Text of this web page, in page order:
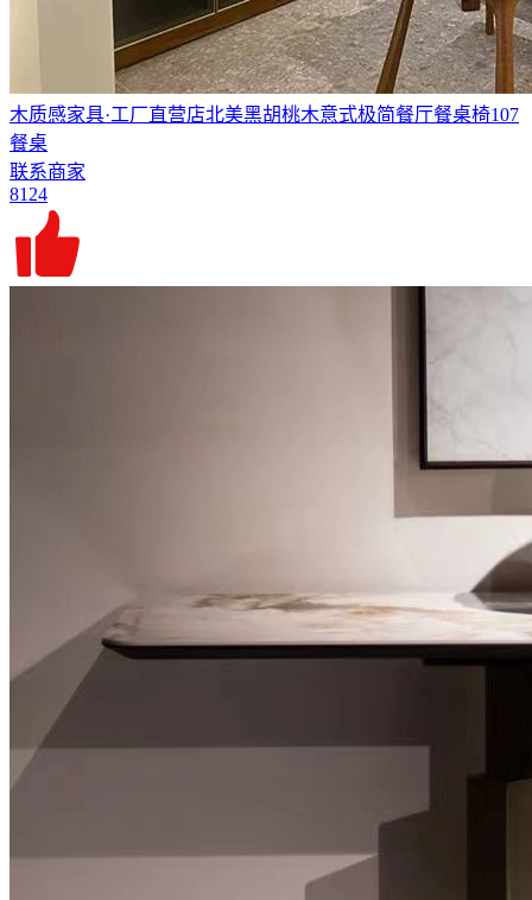
木质感家具·工厂直营店北美黑胡桃木意式极简餐厅餐桌椅107
餐桌
联系商家
8124